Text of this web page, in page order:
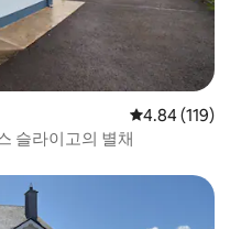
평점 4.84점(5
4.84 (119)
슬라이고의 별채